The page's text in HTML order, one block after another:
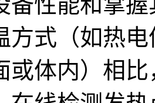
方式（如热
或体内）相